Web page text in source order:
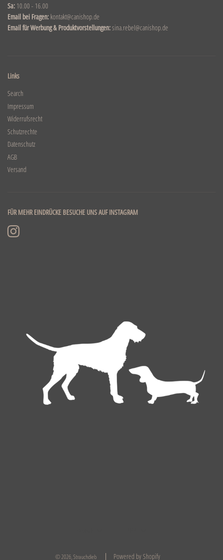
Sa: 10.00 - 16.00
Email bei Fragen: kontakt@canishop.de
Email für Werbung & Produktvorstellungen:sina.rebel@canishop.de
Links
Search
Impressum
Widerrufsrecht
Schutzrechte
Datenschutz
AGB
Versand
FÜR MEHR EINDRÜCKE BESUCHE UNS AUF INSTAGRAM
© 2026, Strauchdieb Powered by Shopify